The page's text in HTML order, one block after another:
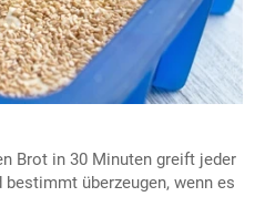
Brot in 30 Minuten greift jeder
überzeugen, wenn es